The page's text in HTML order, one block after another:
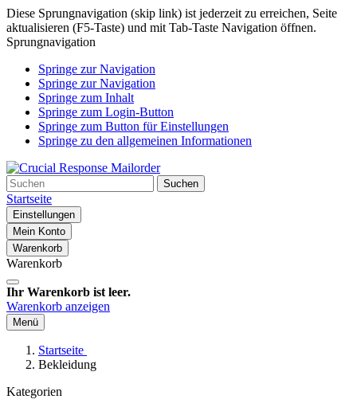
Diese Sprungnavigation (skip link) ist jederzeit zu erreichen, Seite
aktualisieren (F5-Taste) und mit Tab-Taste Navigation öffnen.
Sprungnavigation
Springe zur Navigation
Springe zur Navigation
Springe zum Inhalt
Springe zum Login-Button
Springe zum Button für Einstellungen
Springe zu den allgemeinen Informationen
Suchen
Startseite
Einstellungen
Mein Konto
Warenkorb
Warenkorb
Ihr Warenkorb ist leer.
Warenkorb anzeigen
Menü
Startseite
Bekleidung
Kategorien